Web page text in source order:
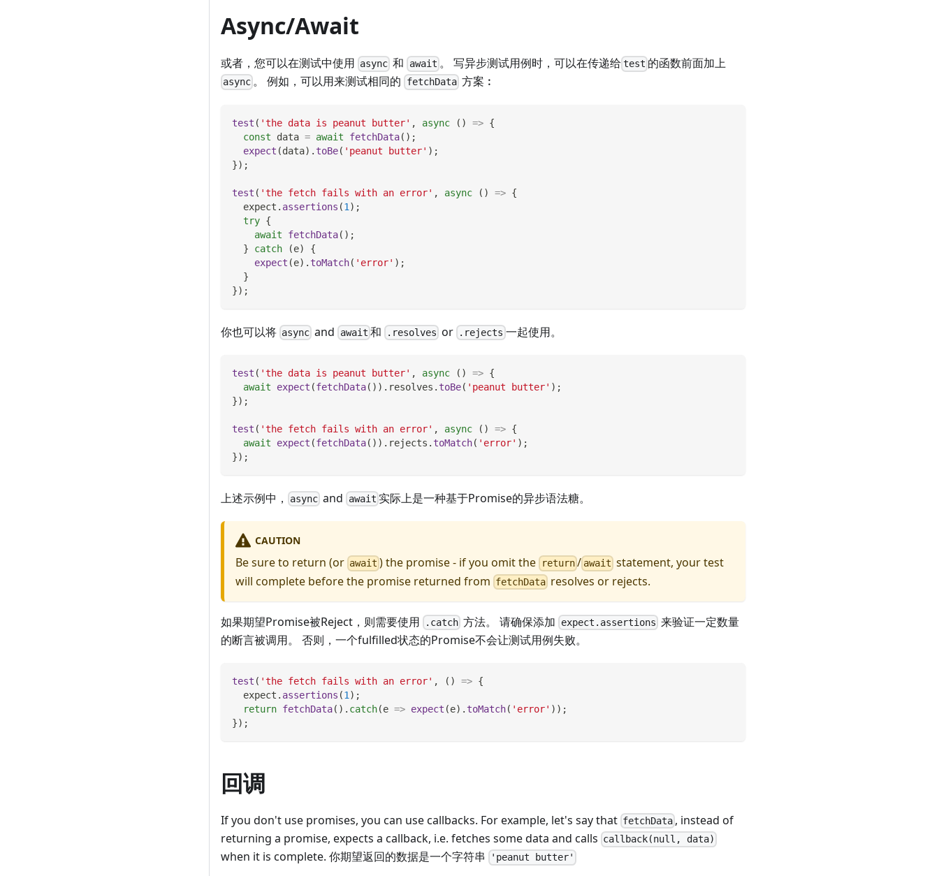
Async/Await
或者，您可以在测试中使用 async 和 await 。 写异步测试用例时，可以在传递给 test 的函数前面加上
async 。 例如，可以用来测试相同的 fetchData方案︰
test ( 'the data is peanut butter' , async ( ) => {
const data = await fetchData( ) ;
expect (data) . toBe( 'peanut butter' ) ;
}) ;
test ( 'the fetch fails with an error' , async ( ) => {
  expect
. assertions (1 ) ;
try {
await
fetchData( ) ;
}
catch (e)
{
expect (e) . toMatch( 'error' ) ;
}
}) ;
你也可以将 async and await 和 .resolves or .rejects 一起使用。
test ( 'the data is peanut butter' , async ( ) => {
await
expect (fetchData( ) ) . resolves . toBe( 'peanut butter' ) ;
}) ;
test ( 'the fetch fails with an error' , async ( ) => {
await
expect (fetchData( ) ) . rejects . toMatch( 'error' ) ;
}) ;
上述示例中， async and await 实际上是一种基于Promise的异步语法糖。
CAUTION
Be sure to return (or await ) the promise - if you omit the return/ await statement, your test
will complete before the promise returned from fetchData resolves or rejects.
如果期望Promise被Reject，则需要使用 .catch 方法。 请确保添加 expect.assertions 来验证一定数量
的断言被调用。 否则，一个fulfilled状态的Promise不会让测试用例失败。
test ( 'the fetch fails with an error' , ( ) => {
  expect
. assertions (1 ) ;
return fetchData( ) . catch(e => expect (e) . toMatch( 'error' ) ) ;
}) ;
回调
If you don't use promises, you can use callbacks. For example, let's say that fetchData , instead of
returning a promise, expects a callback, i.e. fetches some data and calls callback(null, data)
when it is complete. 你期望返回的数据是一个字符串 'peanut butter'